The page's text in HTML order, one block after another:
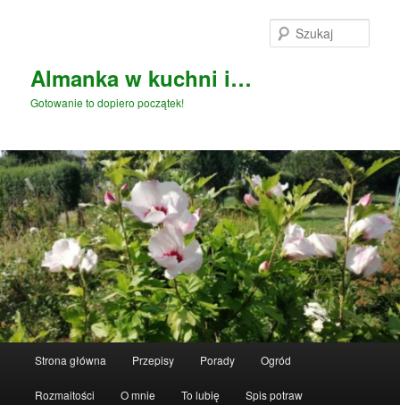
Almanka w kuchni i…
Gotowanie to dopiero początek!
Strona główna Przepisy Porady Ogród
Rozmaitości O mnie To lubię Spis potraw